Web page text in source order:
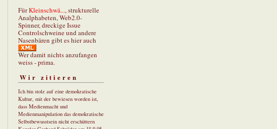
FürKleinschwä..., strukturelle
Analphabeten, Web2.0-
Spinner, dreckige Issue
Controlschweine und andere
Nasenbären gibt es hier auch
Wer damit nichts anzufangen
weiss - prima.
Wir zitieren
Ich bin stolz auf eine demokratische
Kultur, mit der bewiesen worden ist,
dass Medienmacht und
Medienmanipulation das demokratische
Selbstbewusstsein nicht erschüttern